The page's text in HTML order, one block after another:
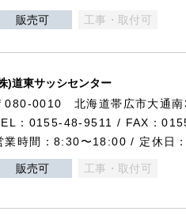
販売可 工事・取付可
)道東サッシセンター
080-0010 北海道帯広市大通
：0155-48-9511 / FAX：
業時間：8:30〜18:00 / 定休日
販売可 工事・取付可